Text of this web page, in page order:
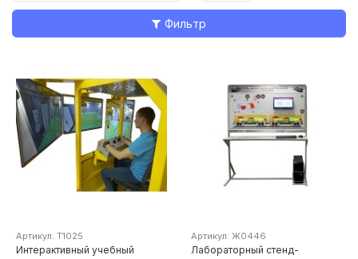
Фильтр
Артикул: Т1025
Интерактивный учебный
Артикул: Ж0446
Лабораторный стенд-